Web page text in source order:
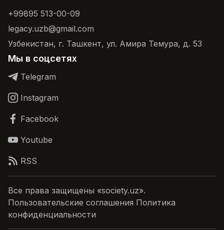
+99895 513-00-09
legacy.uzb@gmail.com
Узбекистан, г. Ташкент, ул. Амира Темура, д. 53
Мы в соцсетях
Telegram
Instagram
Facebook
Youtube
RSS
Все права защищены «society.uz».
Пользовательские соглашения Политика
конфиденциальности